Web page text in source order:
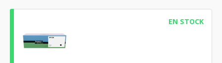
EN STOCK